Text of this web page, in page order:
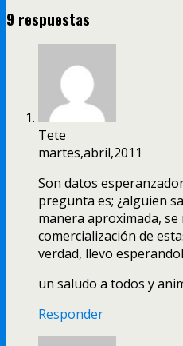
9 respuestas
Tete
martes,abril,2011
Son datos
pregunta es; ¿alguien
manera aproximada,
comercialización de
verdad, llevo
un saludo a todos y
Responder